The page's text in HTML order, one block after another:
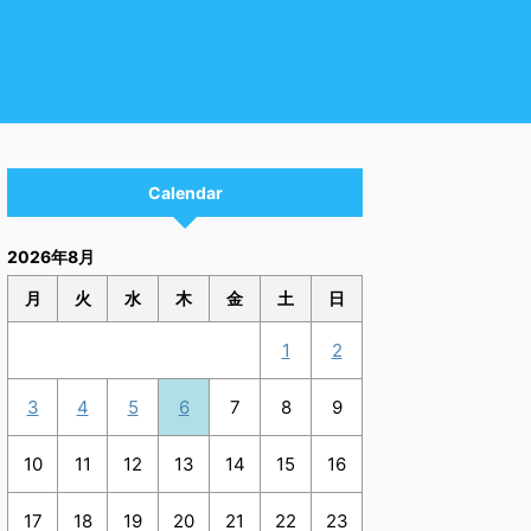
Calendar
2026年8月
月 火 水 木 金 土 日
1 2
3 4 5 6 7 8 9
10 11 12 13 14 15 16
17 18 19 20 21 22 23